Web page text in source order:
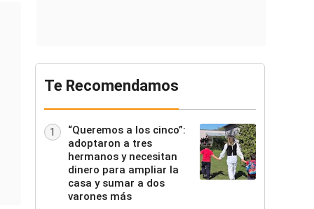
Te Recomendamos
1
“Queremos a los cinco”:
adoptaron a tres
hermanos y necesitan
dinero para ampliar la
casa y sumar a dos
varones más